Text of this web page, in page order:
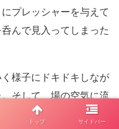
プレッシャーを与えて
んで見入ってしまった
様子にドキドキしなが
そして、場の空気に流
うのも、現実世界でも
トップ サイドバー